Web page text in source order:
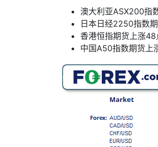
澳大利亚ASX200指
日本日经2250指数
香港恒指期货上涨48
中国A50指数期货上